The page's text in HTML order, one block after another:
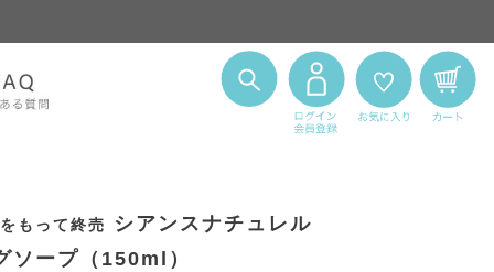
もって終売
シアンスナチュレル
ソープ（150ml）